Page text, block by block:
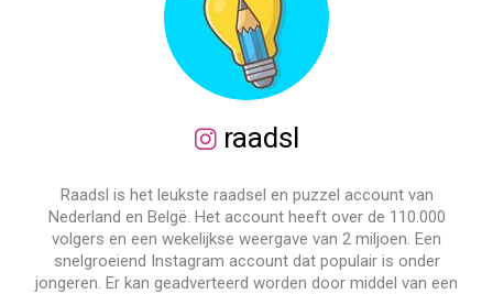
raadsl
Raadsl is het leukste raadsel en puzzel account van
Nederland en Belgë. Het account heeft over de 110.000
volgers en een wekelijkse weergave van 2 miljoen. Een
snelgroeiend Instagram account dat populair is onder
jongeren. Er kan geadverteerd worden door middel van een